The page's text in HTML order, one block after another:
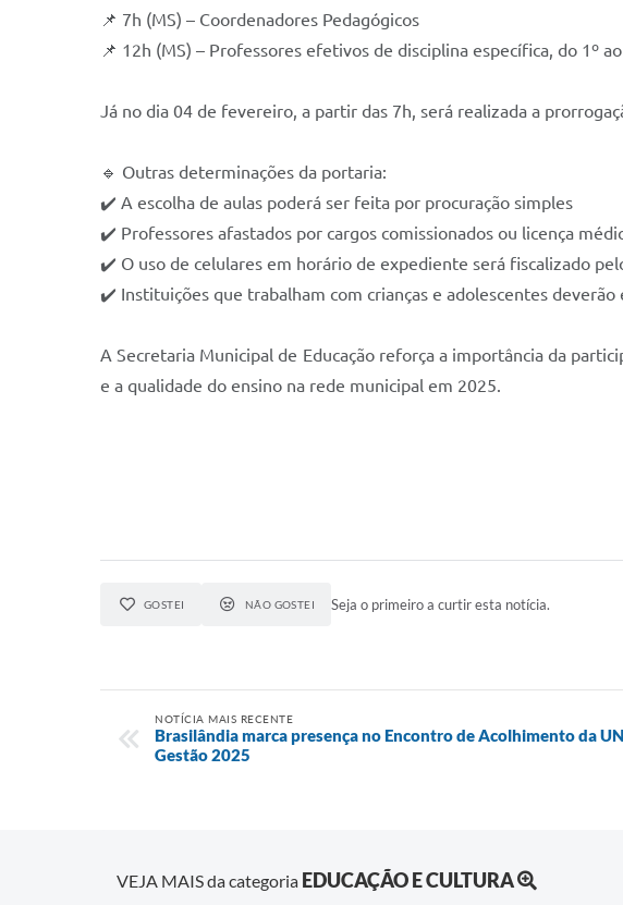
📌 7h (MS) – Coordenadores Pedagógicos
📌 12h (MS) – Professores efetivos de disciplina específica, do 1º
Já no dia 04 de fevereiro, a partir das 7h, será realizada a
🔹 Outras determinações da portaria:
✔️ A escolha de aulas poderá ser feita por procuração simples
✔️ Professores afastados por cargos comissionados ou licença
✔️ O uso de celulares em horário de expediente será fiscalizado
✔️ Instituições que trabalham com crianças e adolescentes
A Secretaria Municipal de Educação reforça a importância da
e a qualidade do ensino na rede municipal em 2025.
GOSTEI NÃO GOSTEI Seja o primeiro a curtir esta notícia.
NOTÍCIA MAIS RECENTE
Brasilândia marca presença no Encontro de Acolhimento da
Gestão 2025
VEJA MAIS da categoria EDUCAÇÃO E CULTURA